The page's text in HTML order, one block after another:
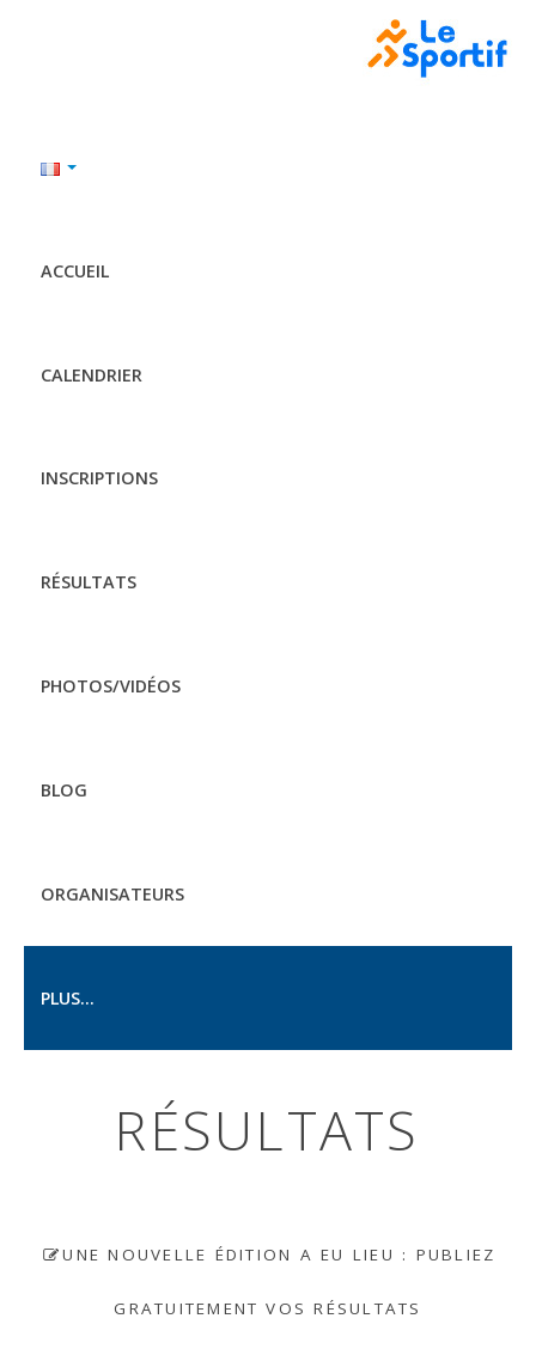
ACCUEIL
CALENDRIER
INSCRIPTIONS
RÉSULTATS
PHOTOS/VIDÉOS
BLOG
ORGANISATEURS
PLUS...
RÉSULTATS
UNE NOUVELLE ÉDITION A EU LIEU : PUBLIEZ
GRATUITEMENT VOS RÉSULTATS